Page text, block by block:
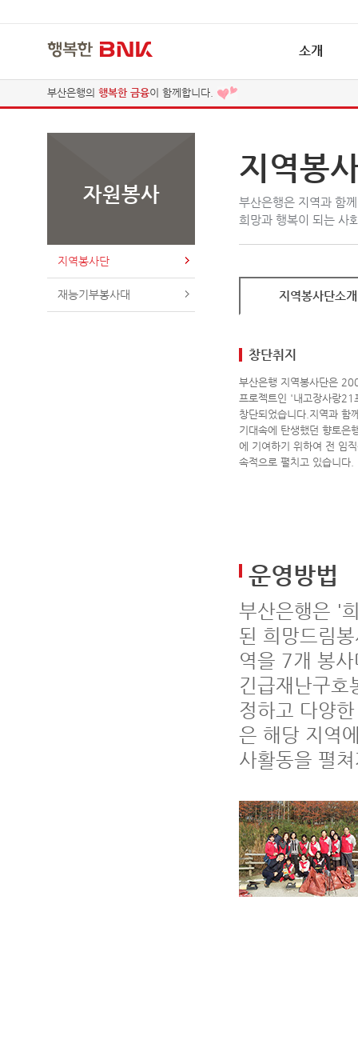
소개
부산은행의 행복한 금융이 함께합니다.
자원봉사
지역봉사단
재능기부봉사대
지역봉
부산은행은 지역과 함
희망과 행복이 되는 사
지역봉사단소개
창단취지
부산은행 지역봉사단은
프로젝트인 '내고장사랑
창단되었습니다.지역과 함
기대속에 탄생했던 향토은
에 기여하기 위하여 전 임
속적으로 펼치고 있습니다.
운영방법
부산은행은 '
된 희망드림
역을 7개 봉
긴급재난구
정하고 다양
은 해당 지역
사활동을 펼